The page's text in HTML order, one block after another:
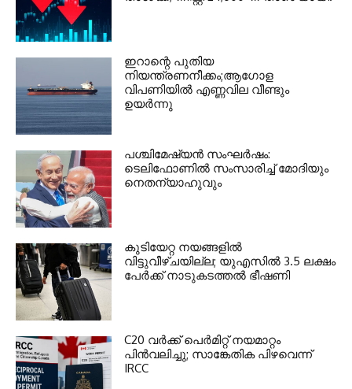
ഇറാന്റെ പുതിയ
നിയന്ത്രണനീക്കം;ആഗോള
വിപണിയിൽ എണ്ണവില വീണ്ടും
ഉയർന്നു
പശ്ചിമേഷ്യന്‍ സംഘര്‍ഷം:
ടെലിഫോണില്‍ സംസാരിച്ച് മോദിയും
നെതന്യാഹുവും
കുടിയേറ്റ നയങ്ങളില്‍
വിട്ടുവീഴ്ചയില്ല; യുഎസില്‍ 3.5 ലക്ഷം
പേര്‍ക്ക് നാടുകടത്തല്‍ ഭീഷണി
C20 വര്‍ക്ക് പെര്‍മിറ്റ് നയമാറ്റം
പിന്‍വലിച്ചു; സാങ്കേതിക പിഴവെന്ന്
IRCC